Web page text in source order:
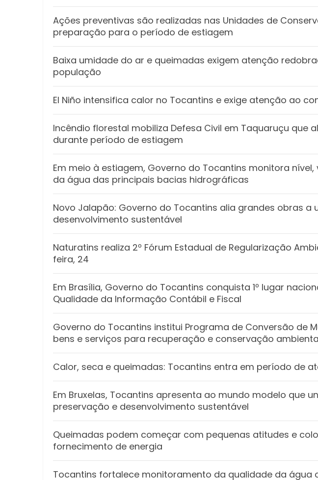
Ações preventivas são realizadas nas Unidades de
preparação para o período de estiagem
Baixa umidade do ar e queimadas exigem atenção
população
El Niño intensifica calor no Tocantins e exige atenção ao
Incêndio florestal mobiliza Defesa Civil em Taquaruçu que
durante período de estiagem
Em meio à estiagem, Governo do Tocantins monitora
da água das principais bacias hidrográficas
Novo Jalapão: Governo do Tocantins alia grandes obras a
desenvolvimento sustentável
Naturatins realiza 2º Fórum Estadual de Regularização
feira, 24
Em Brasília, Governo do Tocantins conquista 1º lugar
Qualidade da Informação Contábil e Fiscal
Governo do Tocantins institui Programa de Conversão de
bens e serviços para recuperação e conservação
Calor, seca e queimadas: Tocantins entra em período de
Em Bruxelas, Tocantins apresenta ao mundo modelo que
preservação e desenvolvimento sustentável
Queimadas podem começar com pequenas atitudes e
fornecimento de energia
Tocantins fortalece monitoramento da qualidade da água